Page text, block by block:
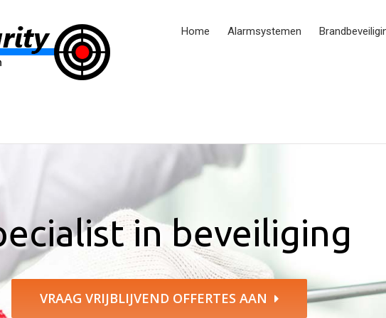
Home Alarmsystemen
in beveiliging
VRAAG VRIJBLIJVEND OFFERTES AAN